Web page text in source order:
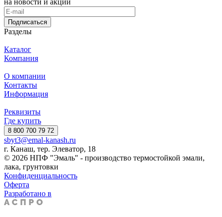
Подписаться
Разделы
Каталог
Компания
О компании
Контакты
Информация
Реквизиты
Где купить
8 800 700 79 72
sbyt3@emal-kanash.ru
г. Канаш, тер. Элеватор, 18
© 2026 НПФ "Эмаль" - производство термостойкой эмали,
лака, грунтовки
Конфиденциальность
Оферта
Разработано в